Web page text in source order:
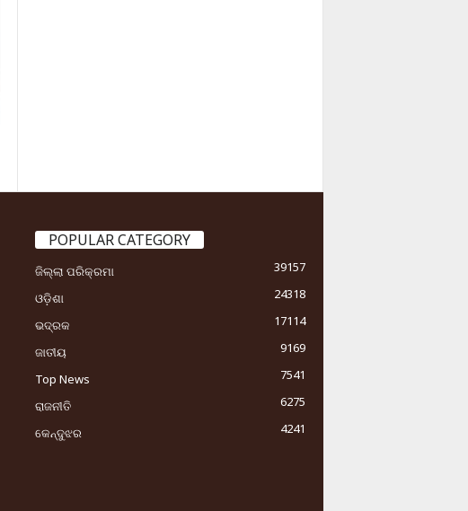
POPULAR CATEGORY
ଜିଲ୍ଲା ପରିକ୍ରମା
39157
ଓଡ଼ିଶା
24318
ଭଦ୍ରକ
17114
ଜାତୀୟ
9169
Top News
7541
ରାଜନୀତି
6275
କେନ୍ଦୁଝର
4241